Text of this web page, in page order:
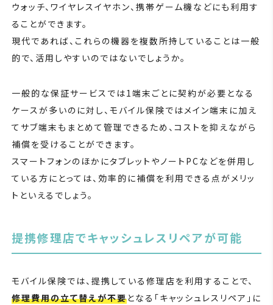
ウォッチ、ワイヤレスイヤホン、携帯ゲーム機などにも利用す
ることができます。
現代であれば、これらの機器を複数所持していることは一般
的で、活用しやすいのではないでしょうか。
一般的な保証サービスでは1端末ごとに契約が必要となる
ケースが多いのに対し、モバイル保険ではメイン端末に加え
てサブ端末もまとめて管理できるため、コストを抑えながら
補償を受けることができます。
スマートフォンのほかにタブレットやノートPCなどを併用し
ている方にとっては、効率的に補償を利用できる点がメリッ
トといえるでしょう。
提携修理店でキャッシュレスリペアが可能
モバイル保険では、提携している修理店を利用することで、
修理費用の立て替えが不要となる「キャッシュレスリペア」に